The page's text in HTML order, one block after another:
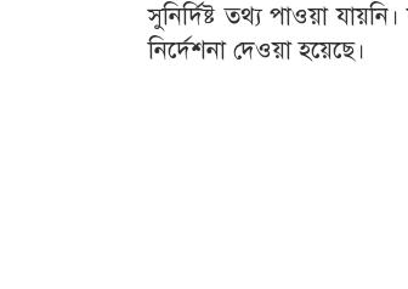
সুনির্দিষ্ট তথ্য পাওয়া
নির্দেশনা দেওয়া হয়েছে।